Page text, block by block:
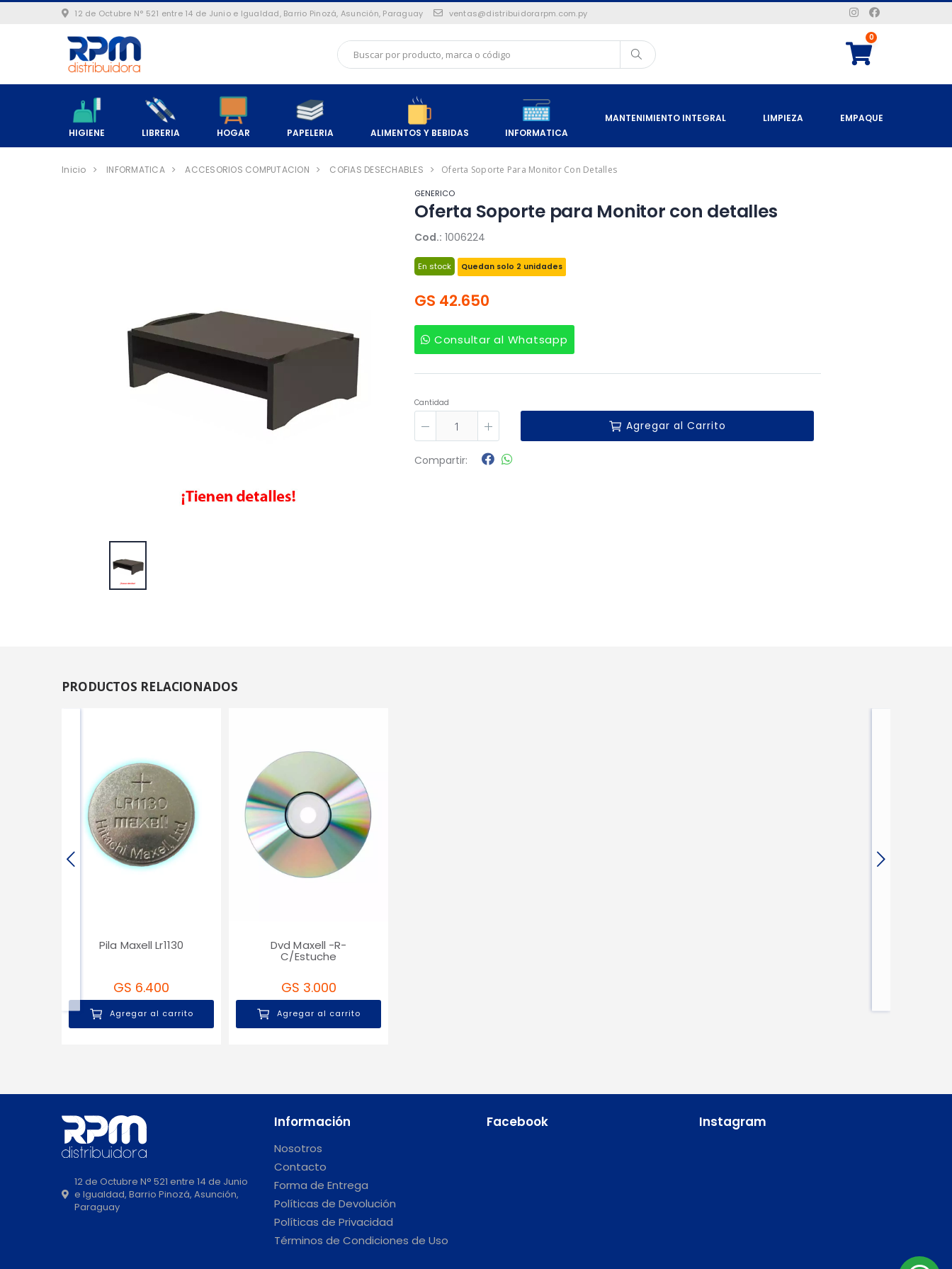
12 de Octubre N° 521 entre 14 de Junio e Igualdad, Barrio Pinozá, Asunción, Paraguay ventas@distribuidorarpm.com.py
0
HIGIENE LIBRERIA HOGAR PAPELERIA ALIMENTOS Y BEBIDAS INFORMATICA
MANTENIMIENTO INTEGRAL LIMPIEZA EMPAQUE
Inicio INFORMATICA ACCESORIOS COMPUTACION COFIAS DESECHABLES Oferta Soporte Para Monitor Con Detalles
GENERICO
Oferta Soporte para Monitor con detalles
Cod.: 1006224
En stock Quedan solo 2 unidades
GS 42.650
Consultar al Whatsapp
Cantidad
Agregar al Carrito
Compartir:
PRODUCTOS RELACIONADOS
Pila Maxell Lr1130
GS 6.400
Agregar al carrito
Dvd Maxell -R-
C/Estuche
GS 3.000
Agregar al carrito
12 de Octubre N° 521 entre 14 de Junio
e Igualdad, Barrio Pinozá, Asunción,
Paraguay
Información
Nosotros
Contacto
Forma de Entrega
Políticas de Devolución
Políticas de Privacidad
Términos de Condiciones de Uso
Facebook Instagram